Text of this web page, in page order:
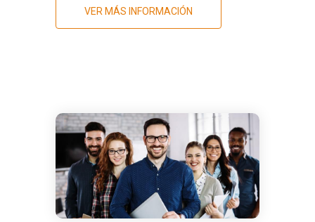
VER MÁS INFORMACIÓN